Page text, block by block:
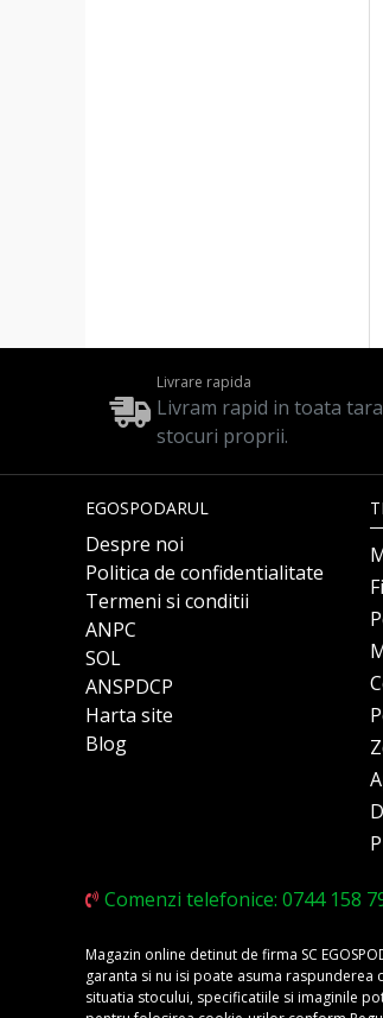
Livrare rapida
Livram rapid in toata
stocuri proprii.
EGOSPODARUL
Despre noi
Politica de confidentialitate
Termeni si conditii
ANPC
SOL
ANSPDCP
Harta site
Blog
Comenzi telefonice: 0744 158
Magazin online detinut de firma SC
garanta si nu isi poate asuma
situatia stocului, specificatiile si imaginile